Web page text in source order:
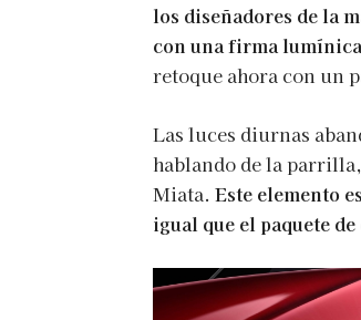
los diseñadores de la
con una firma
retoque ahora con un
Las luces diurnas
hablando de la
Miata. Este elemento
igual que el paquete